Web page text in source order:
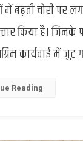
में बढ़ती चोरी
किया है।
कार्यवाई में जुट
Reading